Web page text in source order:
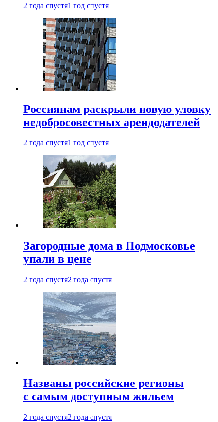
2 года спустя1 год спустя
Россиянам раскрыли новую уловку
недобросовестных арендодателей
2 года спустя1 год спустя
Загородные дома в Подмосковье
упали в цене
2 года спустя2 года спустя
Названы российские регионы
с самым доступным жильем
2 года спустя2 года спустя